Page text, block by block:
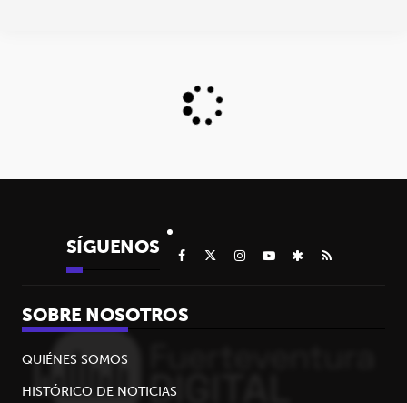
SÍGUENOS
SOBRE NOSOTROS
QUIÉNES SOMOS
HISTÓRICO DE NOTICIAS